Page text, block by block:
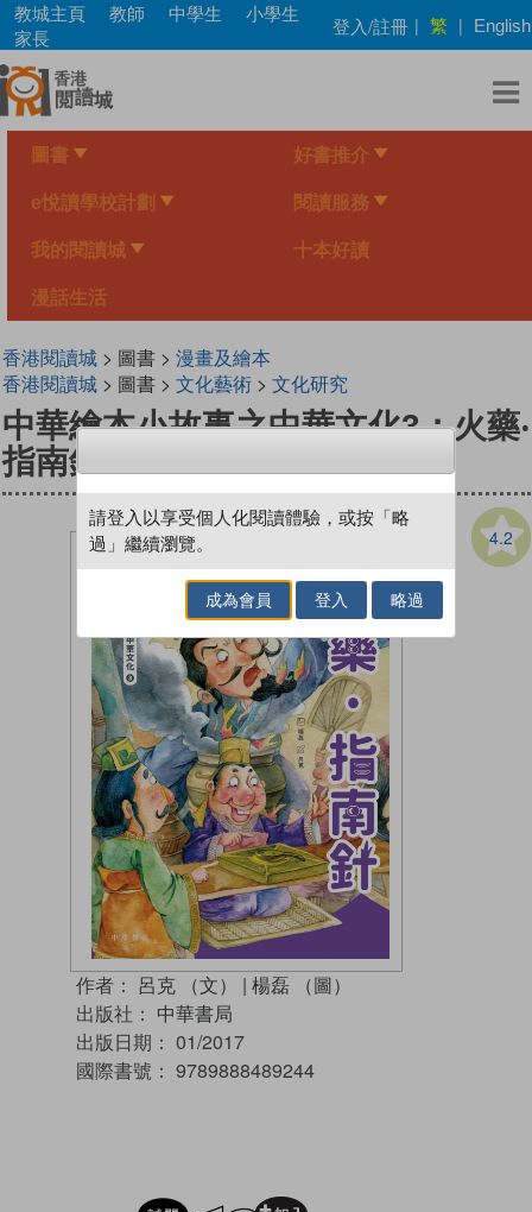
Skip
main
content
教城主頁 教師 中學生
小學生
家長
登入/註冊 | 繁 | English
圖書 好書推介
e悅讀學校計劃 閱讀服務
我的閱讀城 十本好讀
漫話生活
香港閱讀城> 圖書 > 漫畫及繪本
香港閱讀城> 圖書 > 文化藝術> 文化研究
中華繪本小故事之中華文化3：火藥‧
指南針、字的故事
4.2
作者： 呂克 （文） | 楊磊 （圖）
出版社： 中華書局
出版日期： 01/2017
國際書號： 9789888489244
試閲
請登入以享受個人化閱讀體驗，或按「略
過」繼續瀏覽。
成為會員 登入 略過